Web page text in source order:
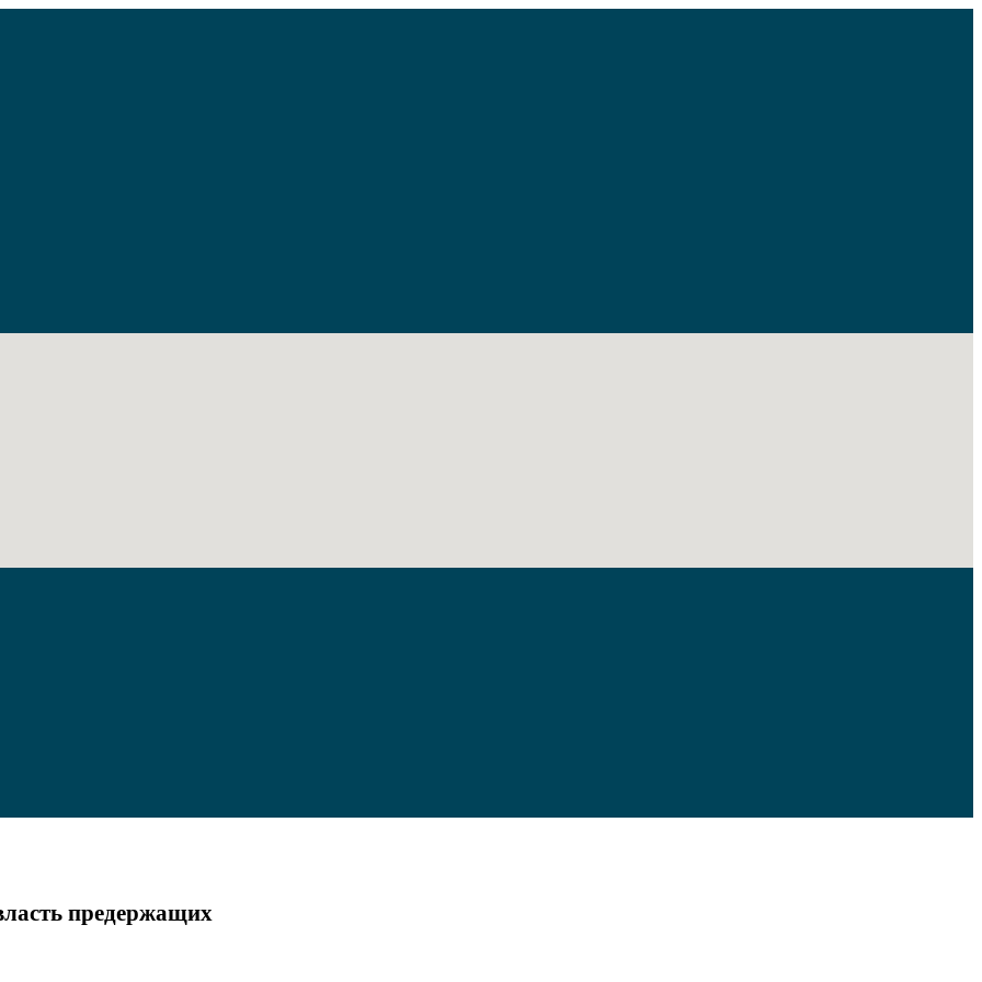
предержащих